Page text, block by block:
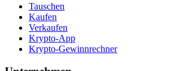
Tauschen
Kaufen
Verkaufen
Krypto-App
Krypto-Gewinnrechner